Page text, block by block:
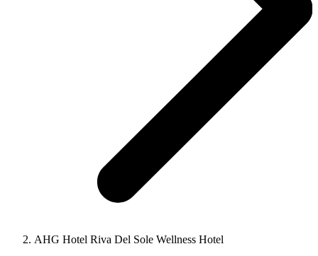
AHG Hotel Riva Del Sole Wellness Hotel